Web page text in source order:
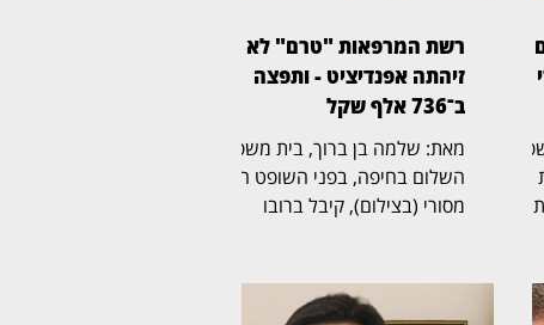
משפט
רשת המרפאות "טרם" לא
זיהתה אפנדיציט - ותפצה
ב־736 אלף שקל
מאת: שלמה בן ברוך, בית משפט
השלום בחיפה, בפני השופט הדר
מסורי (בצילום), קיבל ברובו
הרפואה הדחופה "טרם". בפסק